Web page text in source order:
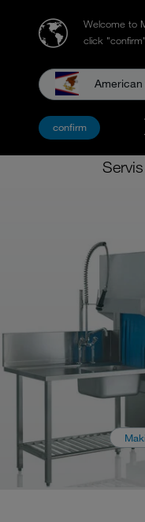
Welcome to
click
American
confirm